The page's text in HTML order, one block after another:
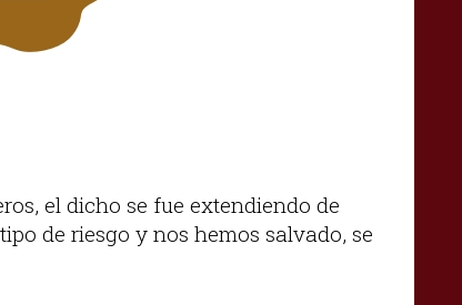
el dicho se fue extendiendo de
de riesgo y nos hemos salvado, se